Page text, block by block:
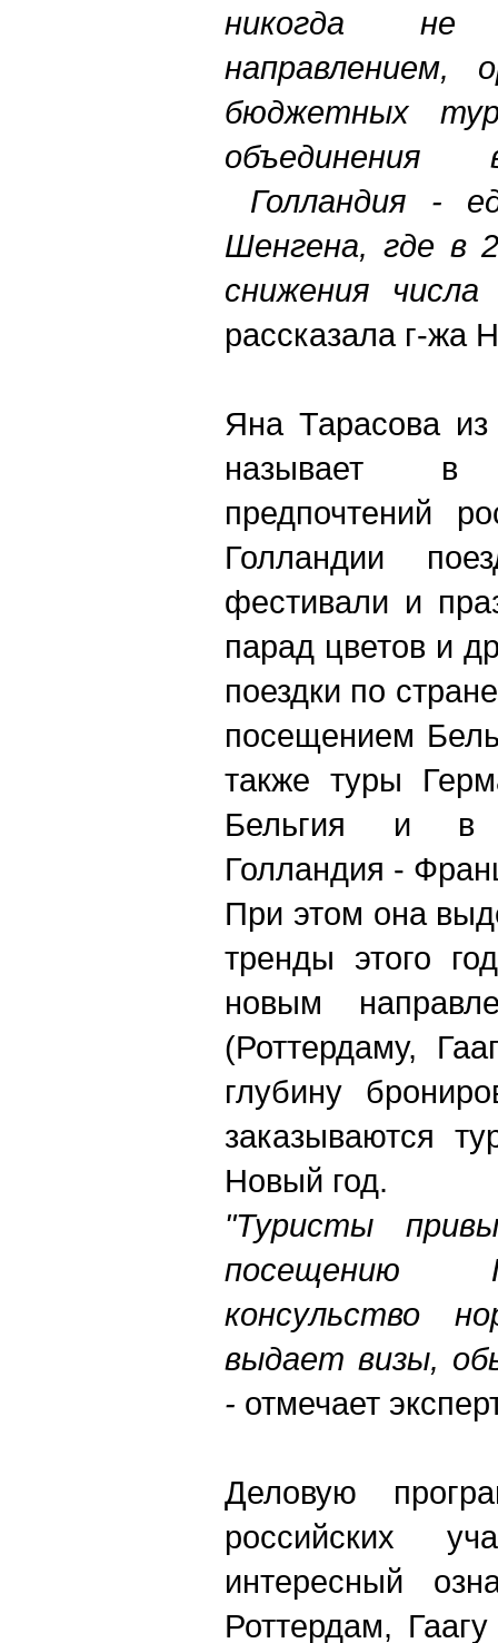
никогда
направлением,
бюджетных
объединения
Голландия -
Шенгена, где в
снижения
рассказала г-жа
Яна Тарасова
называет в
предпочтений
Голландии
фестивали и
парад цветов и
поездки по
посещением
также туры
Бельгия и в
Голландия -
При этом она
тренды этого
новым
(Роттердаму,
глубину
заказываются
Новый год.
"Туристы
посещению
консульство
выдает визы,
- отмечает
Деловую
российских
интересный
Роттердам,